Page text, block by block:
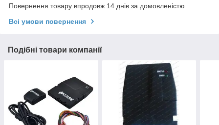
Повернення товару впродовж 14 днів за домовленістю
Всі умови повернення
Подібні товари компанії